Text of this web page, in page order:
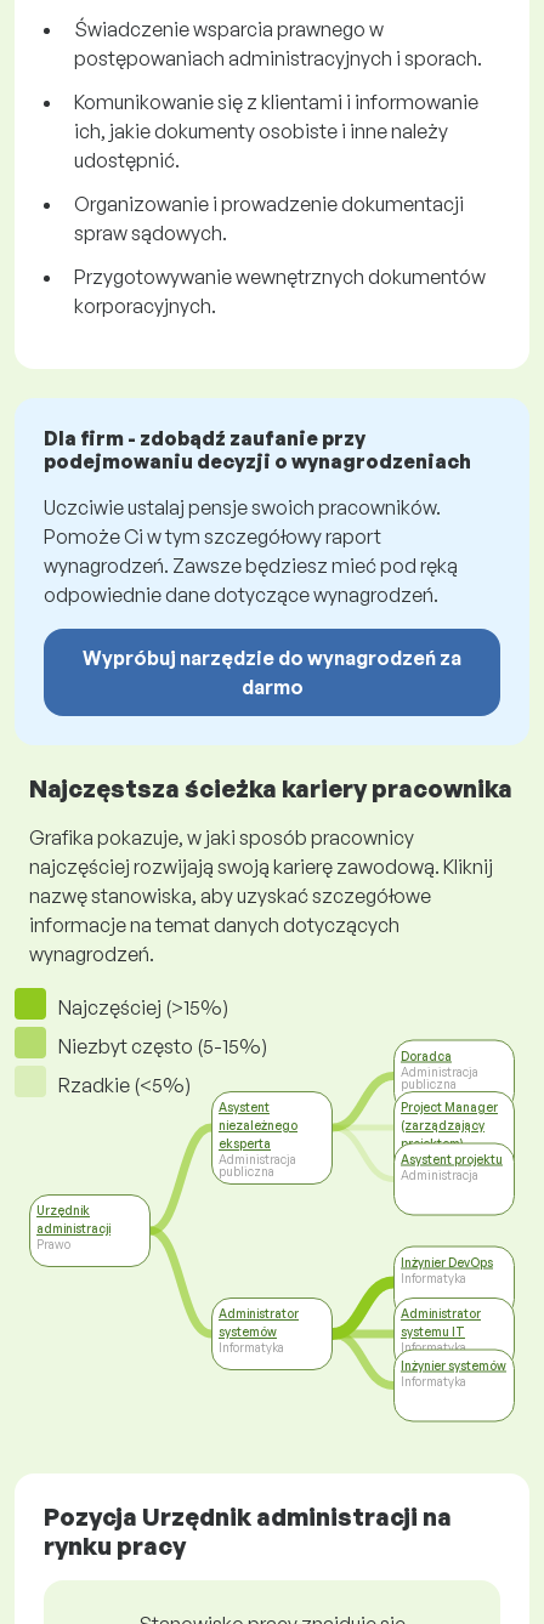
Świadczenie wsparcia prawnego w
postępowaniach administracyjnych i sporach.
Komunikowanie się z klientami i informowanie
ich, jakie dokumenty osobiste i inne należy
udostępnić.
Organizowanie i prowadzenie dokumentacji
spraw sądowych.
Przygotowywanie wewnętrznych dokumentów
korporacyjnych.
Dla firm - zdobądź zaufanie przy
podejmowaniu decyzji o wynagrodzeniach
Uczciwie ustalaj pensje swoich pracowników.
Pomoże Ci w tym szczegółowy raport
wynagrodzeń. Zawsze będziesz mieć pod ręką
odpowiednie dane dotyczące wynagrodzeń.
Wypróbuj narzędzie do wynagrodzeń za
darmo
Najczęstsza ścieżka kariery pracownika
Grafika pokazuje, w jaki sposób pracownicy
najczęściej rozwijają swoją karierę zawodową. Kliknij
nazwę stanowiska, aby uzyskać szczegółowe
informacje na temat danych dotyczących
wynagrodzeń.
Najczęściej (>15%)
Niezbyt często (5-15%)
Rzadkie (<5%)
Urzędnik
administracji
Prawo
Asystent
niezależnego
eksperta
Administracja
publiczna
Administrator
systemów
Informatyka
Doradca
Administracja
publiczna
Project Manager
(zarządzający
projektem)
Przemysł
budowlany i
nieruchomości
Asystent projektu
Administracja
Inżynier DevOps
Informatyka
Administrator
systemu IT
Informatyka
Inżynier systemów
Informatyka
Pozycja Urzędnik administracji na
rynku pracy